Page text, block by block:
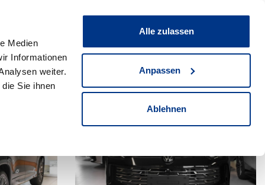
Medien
Informationen
weiter.
Sie ihnen
Alle zulassen
Anpassen
Ablehnen
Fahrzeug teilen Merkliste
+49(0)2306/705-100
Verkaufsberater anrufen